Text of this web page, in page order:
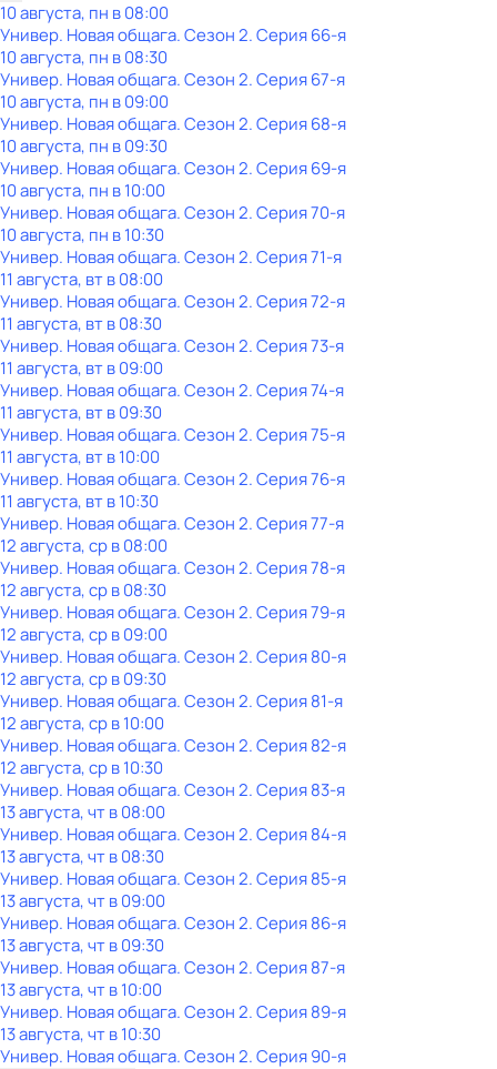
10 августа, пн в 08:00
Универ. Новая общага. Сезон 2. Серия 66-я
10 августа, пн в 08:30
Универ. Новая общага. Сезон 2. Серия 67-я
10 августа, пн в 09:00
Универ. Новая общага. Сезон 2. Серия 68-я
10 августа, пн в 09:30
Универ. Новая общага. Сезон 2. Серия 69-я
10 августа, пн в 10:00
Универ. Новая общага. Сезон 2. Серия 70-я
10 августа, пн в 10:30
Универ. Новая общага. Сезон 2. Серия 71-я
11 августа, вт в 08:00
Универ. Новая общага. Сезон 2. Серия 72-я
11 августа, вт в 08:30
Универ. Новая общага. Сезон 2. Серия 73-я
11 августа, вт в 09:00
Универ. Новая общага. Сезон 2. Серия 74-я
11 августа, вт в 09:30
Универ. Новая общага. Сезон 2. Серия 75-я
11 августа, вт в 10:00
Универ. Новая общага. Сезон 2. Серия 76-я
11 августа, вт в 10:30
Универ. Новая общага. Сезон 2. Серия 77-я
12 августа, ср в 08:00
Универ. Новая общага. Сезон 2. Серия 78-я
12 августа, ср в 08:30
Универ. Новая общага. Сезон 2. Серия 79-я
12 августа, ср в 09:00
Универ. Новая общага. Сезон 2. Серия 80-я
12 августа, ср в 09:30
Универ. Новая общага. Сезон 2. Серия 81-я
12 августа, ср в 10:00
Универ. Новая общага. Сезон 2. Серия 82-я
12 августа, ср в 10:30
Универ. Новая общага. Сезон 2. Серия 83-я
13 августа, чт в 08:00
Универ. Новая общага. Сезон 2. Серия 84-я
13 августа, чт в 08:30
Универ. Новая общага. Сезон 2. Серия 85-я
13 августа, чт в 09:00
Универ. Новая общага. Сезон 2. Серия 86-я
13 августа, чт в 09:30
Универ. Новая общага. Сезон 2. Серия 87-я
13 августа, чт в 10:00
Универ. Новая общага. Сезон 2. Серия 89-я
13 августа, чт в 10:30
Универ. Новая общага. Сезон 2. Серия 90-я